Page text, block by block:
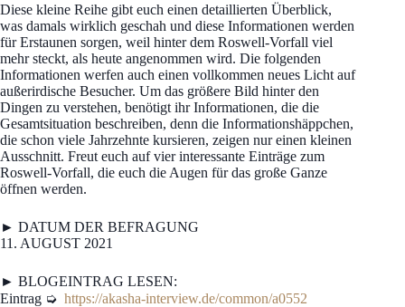
Diese kleine Reihe gibt euch einen detaillierten Überblick,
was damals wirklich geschah und diese Informationen werden
für Erstaunen sorgen, weil hinter dem Roswell-Vorfall viel
mehr steckt, als heute angenommen wird. Die folgenden
Informationen werfen auch einen vollkommen neues Licht auf
außerirdische Besucher. Um das größere Bild hinter den
Dingen zu verstehen, benötigt ihr Informationen, die die
Gesamtsituation beschreiben, denn die Informationshäppchen,
die schon viele Jahrzehnte kursieren, zeigen nur einen kleinen
Ausschnitt. Freut euch auf vier interessante Einträge zum
Roswell-Vorfall, die euch die Augen für das große Ganze
öffnen werden.
► DATUM DER BEFRAGUNG
11. AUGUST 2021
► BLOGEINTRAG LESEN:
Eintrag ➭ https://akasha-interview.de/common/a0552